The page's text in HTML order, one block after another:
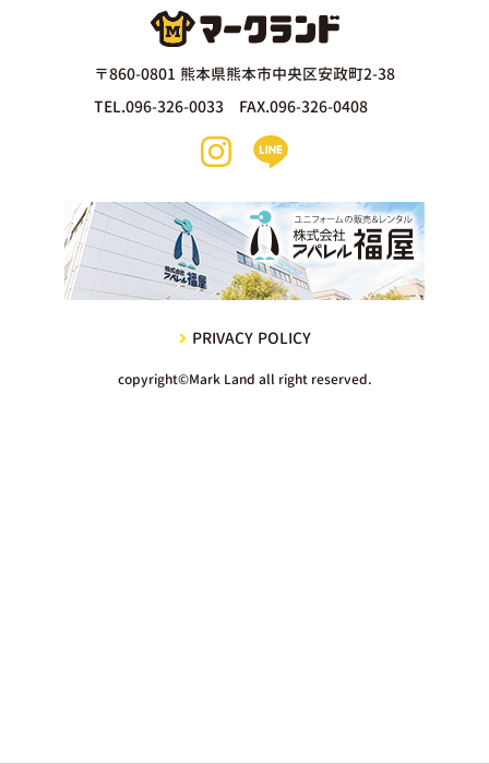
〒860-0801 熊本県熊本市中央区安政町2-38
TEL.096-326-0033 FAX.096-326-0408
PRIVACY POLICY
copyright©Mark Land all right reserved.